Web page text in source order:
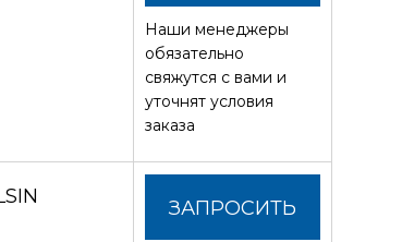
СТОИМОСТЬ
Наши менеджеры
обязательно
свяжутся с вами и
уточнят условия
заказа
ЗАПРОСИТЬ